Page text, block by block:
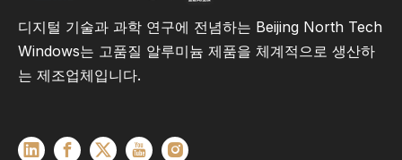
디지털 기술과 과학 연구에 전념하는 Beijing North Tech
Windows는 고품질 알루미늄 제품을 체계적으로 생산하
는 제조업체입니다.